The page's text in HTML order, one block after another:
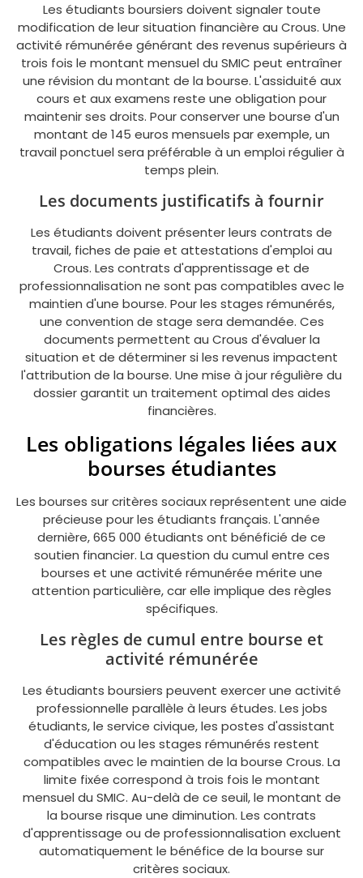
Les étudiants boursiers doivent signaler toute
modification de leur situation financière au Crous. Une
activité rémunérée générant des revenus supérieurs à
trois fois le montant mensuel du SMIC peut entraîner
une révision du montant de la bourse. L'assiduité aux
cours et aux examens reste une obligation pour
maintenir ses droits. Pour conserver une bourse d'un
montant de 145 euros mensuels par exemple, un
travail ponctuel sera préférable à un emploi régulier à
temps plein.
Les documents justificatifs à fournir
Les étudiants doivent présenter leurs contrats de
travail, fiches de paie et attestations d'emploi au
Crous. Les contrats d'apprentissage et de
professionnalisation ne sont pas compatibles avec le
maintien d'une bourse. Pour les stages rémunérés,
une convention de stage sera demandée. Ces
documents permettent au Crous d'évaluer la
situation et de déterminer si les revenus impactent
l'attribution de la bourse. Une mise à jour régulière du
dossier garantit un traitement optimal des aides
financières.
Les obligations légales liées aux
bourses étudiantes
Les bourses sur critères sociaux représentent une aide
précieuse pour les étudiants français. L'année
dernière, 665 000 étudiants ont bénéficié de ce
soutien financier. La question du cumul entre ces
bourses et une activité rémunérée mérite une
attention particulière, car elle implique des règles
spécifiques.
Les règles de cumul entre bourse et
activité rémunérée
Les étudiants boursiers peuvent exercer une activité
professionnelle parallèle à leurs études. Les jobs
étudiants, le service civique, les postes d'assistant
d'éducation ou les stages rémunérés restent
compatibles avec le maintien de la bourse Crous. La
limite fixée correspond à trois fois le montant
mensuel du SMIC. Au-delà de ce seuil, le montant de
la bourse risque une diminution. Les contrats
d'apprentissage ou de professionnalisation excluent
automatiquement le bénéfice de la bourse sur
critères sociaux.